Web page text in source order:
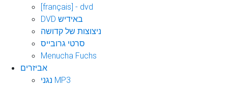
[français] - dvd
DVD באידיש
ניצוצות של קדושה
סרטי גרובייס
Menucha Fuchs
אביזרים
נגני MP3